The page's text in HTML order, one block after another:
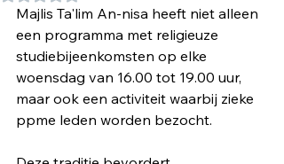
Majlis Ta'lim An-nisa heeft niet alleen
een programma met religieuze
studiebijeenkomsten op elke
woensdag van 16.00 tot 19.00 uur,
maar ook een activiteit waarbij zieke
ppme leden worden bezocht.